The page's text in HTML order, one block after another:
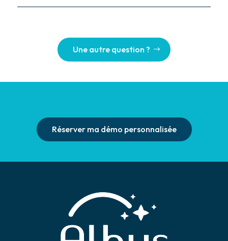
Une autre question ?
Réserver ma démo personnalisée